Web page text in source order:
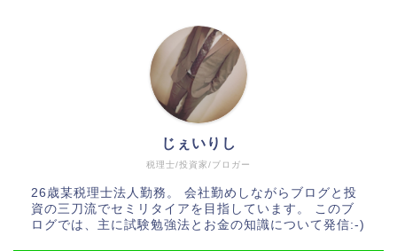
税理士/投資家/ブロガー
じぇいりし
26歳某税理士法人勤務。 会社勤めしながらブログと投
資の三刀流でセミリタイアを目指しています。 このブ
ログでは、主に試験勉強法とお金の知識について発信:-)